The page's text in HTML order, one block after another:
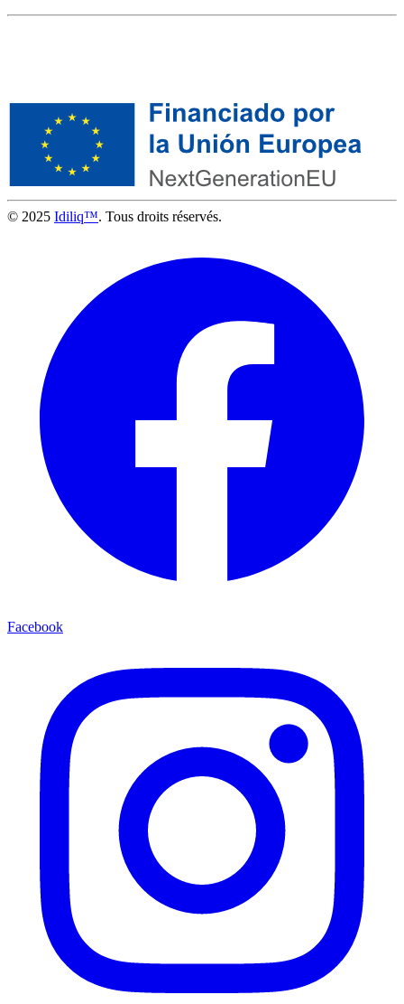
© 2025 Idiliq™. Tous droits réservés.
Facebook